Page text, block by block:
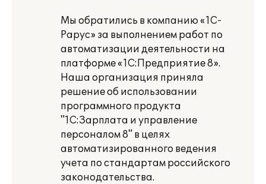
Мы обратились в компанию «1С-
Рарус» за выполнением работ по
автоматизации деятельности на
платформе «1С:Предприятие 8».
Наша организация приняла
решение об использовании
программного продукта
"1С:Зарплата и управление
персоналом 8" в целях
автоматизированного ведения
учета по стандартам российского
законодательства.